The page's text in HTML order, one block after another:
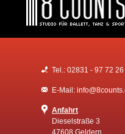
Tel.: 02831 - 97 72 26
E-Mail:
Anfahrt
Dieselstraße 3
47608 Geldern